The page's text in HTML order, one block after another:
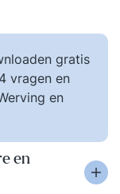
gratis
vragen en
en
en